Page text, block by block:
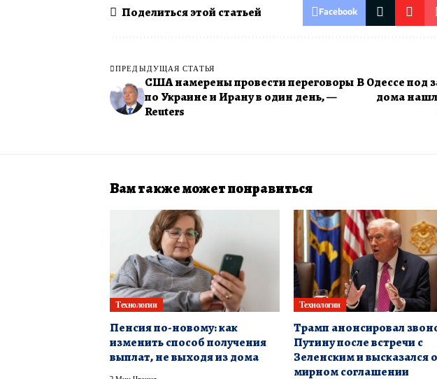
Поделиться этой статьей Facebook
ПРЕДЫДУЩАЯ СТАТЬЯ
США намерены провести переговоры
по Украине и Ирану в один день, —
Reuters
В Одессе под
дома
Вам также может понравиться
Технологии
Пенсия по-новому: как
изменить способ получения
выплат, не выходя из дома
Технологии
Трамп анонсировал
Путину после встречи с
Зеленским и высказался о
мирном соглашении